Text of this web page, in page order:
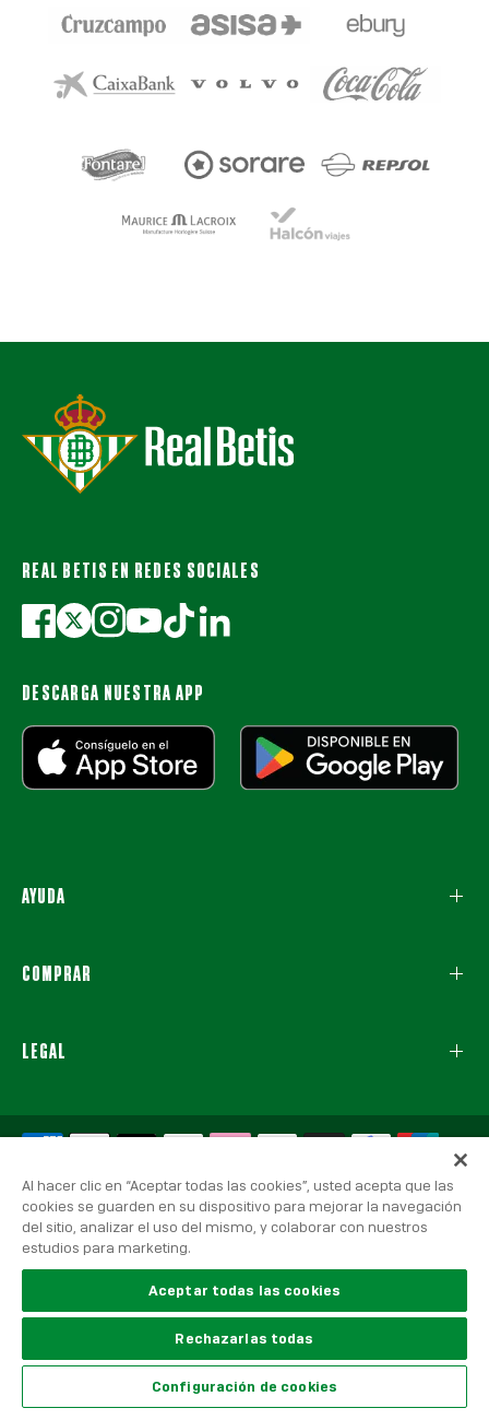
REAL BETIS EN REDES SOCIALES
DESCARGA NUESTRA APP
AYUDA
COMPRAR
LEGAL
© 2026 Real Betis Balompié, Todos los derechos reservados.
Aviso Legal|Política de Privacidad|Política de Cookies
Language
Al hacer clic en “Aceptar todas las cookies”, usted acepta que las
cookies se guarden en su dispositivo para mejorar la navegación
del sitio, analizar el uso del mismo, y colaborar con nuestros
estudios para marketing.
Aceptar todas las cookies
Rechazarlas todas
Configuración de cookies